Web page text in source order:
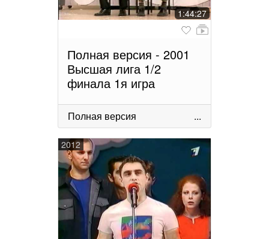
1:44:27
Полная версия - 2001
Высшая лига 1/2
финала 1я игра
Полная версия ...
2012